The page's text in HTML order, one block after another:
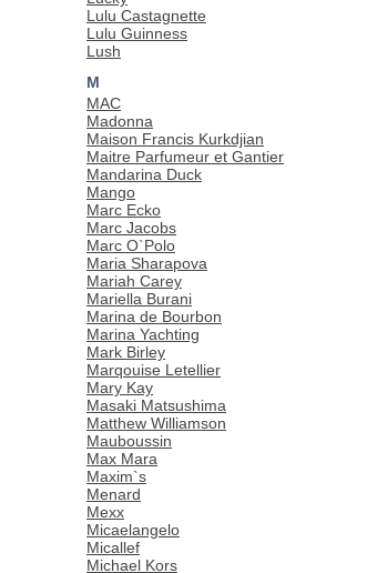
Lulu Castagnette
Lulu Guinness
Lush
M
MAC
Madonna
Maison Francis Kurkdjian
Maitre Parfumeur et Gantier
Mandarina Duck
Mango
Marc Ecko
Marc Jacobs
Marc O`Polo
Maria Sharapova
Mariah Carey
Mariella Burani
Marina de Bourbon
Marina Yachting
Mark Birley
Marqouise Letellier
Mary Kay
Masaki Matsushima
Matthew Williamson
Mauboussin
Max Mara
Maxim`s
Menard
Mexx
Micaelangelo
Micallef
Michael Kors